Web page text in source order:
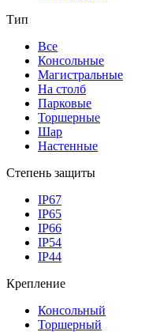
Тип
Все
Консольные
Магистральные
На столб
Парковые
Торшерные
Шар
Настенные
Степень защиты
IP67
IP65
IP66
IP54
IP44
Крепление
Консольный
Торшерный